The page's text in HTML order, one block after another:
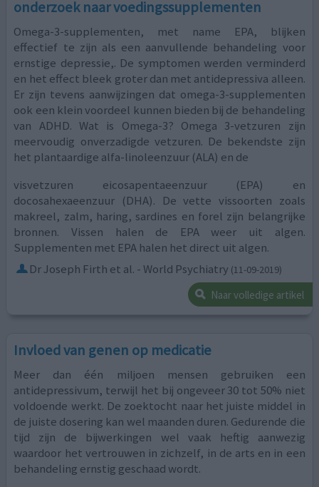
onderzoek naar voedingssupplementen
Omega-3-supplementen, met name EPA, blijken
effectief te zijn als een aanvullende behandeling voor
ernstige depressie,. De symptomen werden verminderd
en het effect bleek groter dan met antidepressiva alleen.
Er zijn tevens aanwijzingen dat omega-3-supplementen
ook een klein voordeel kunnen bieden bij de behandeling
van ADHD. Wat is Omega-3? Omega 3-vetzuren zijn
meervoudig onverzadigde vetzuren. De bekendste zijn
het plantaardige alfa-linoleenzuur (ALA) en de
visvetzuren eicosapentaeenzuur (EPA) en
docosahexaeenzuur (DHA). De vette vissoorten zoals
makreel, zalm, haring, sardines en forel zijn belangrijke
bronnen. Vissen halen de EPA weer uit algen.
Supplementen met EPA halen het direct uit algen.
Dr Joseph Firth et al. - World Psychiatry (11-09-2019)
Naar volledige artikel
Invloed van genen op medicatie
Meer dan één miljoen mensen gebruiken een
antidepressivum, terwijl het bij ongeveer 30 tot 50% niet
voldoende werkt. De zoektocht naar het juiste middel in
de juiste dosering kan wel maanden duren. Gedurende die
tijd zijn de bijwerkingen wel vaak heftig aanwezig
waardoor het vertrouwen in zichzelf, in de arts en in een
behandeling ernstig geschaad wordt.